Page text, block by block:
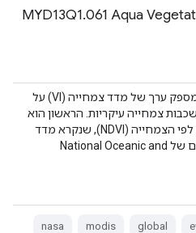
‫MYD13Q1.061 Aqua
המוצר MYD13Q1 V6.1 מספק ערך של מדד צמחייה (VI) על
צמחייה עיקריות. הראשון הוא
מדד מנורמל של ההפרש לפי הצמחייה (NDVI), שנקרא מדד
הרציפות של המידע הקיים של National Oceanic and
global
modis
nasa